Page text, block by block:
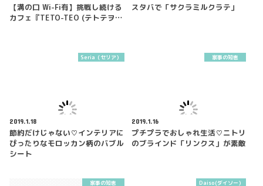
【溝の口 Wi-Fi有】挑戦し続ける
カフェ『TETO-TEO (テトテヲ…
スタバで「サクラミルクラテ」
Seria（セリア）
2019.1.18
節約だけじゃない♡インテリアに
ぴったりなモロッカン柄のバブル
シート
家事の知恵
2019.1.16
プチプラでおしゃれ生活♡ニトリ
のブラインド「リンクス」が素敵
家事の知恵 Daiso(ダイソー）